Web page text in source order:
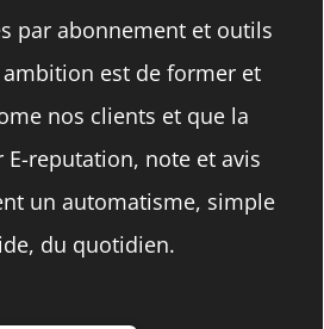
par abonnement et outils
ambition est de former et
nos clients et que la
E-reputation, note et avis
un automatisme, simple
du quotidien.